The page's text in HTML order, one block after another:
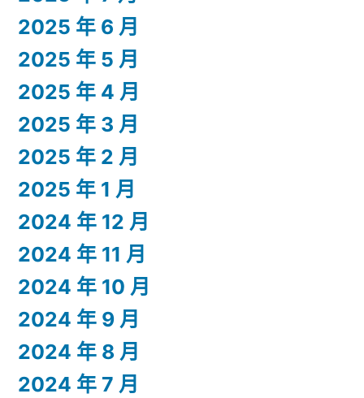
2025 年 6 月
2025 年 5 月
2025 年 4 月
2025 年 3 月
2025 年 2 月
2025 年 1 月
2024 年 12 月
2024 年 11 月
2024 年 10 月
2024 年 9 月
2024 年 8 月
2024 年 7 月